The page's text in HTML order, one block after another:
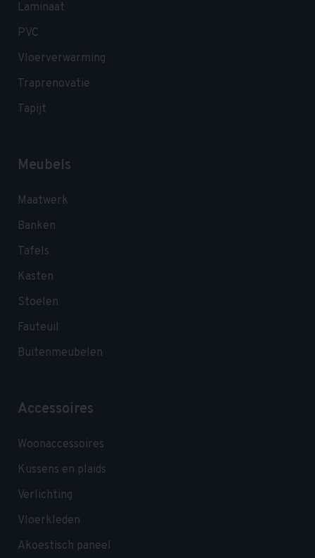
Laminaat
PVC
Vloerverwarming
Traprenovatie
Tapijt
Meubels
Maatwerk
Banken
Tafels
Kasten
Stoelen
Fauteuil
Buitenmeubelen
Accessoires
Woonaccessoires
Kussens en plaids
Verlichting
Vloerkleden
Akoestisch paneel